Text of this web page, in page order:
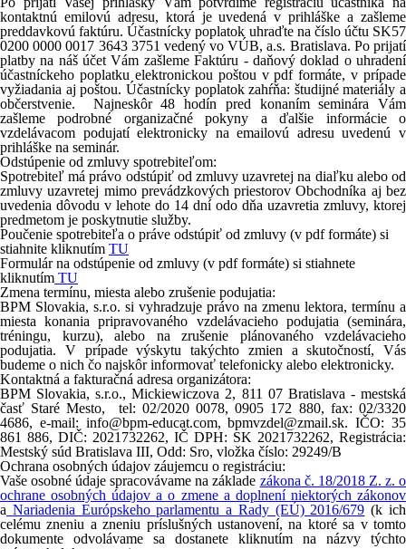
kontaktnú emilovú adresu, ktorá je uvedená v prihláške a zašleme
preddavkovú faktúru. Účastnícky poplatok uhraďte na číslo účtu SK57
0200 0000 0017 3643 3751 vedený vo VÚB, a.s. Bratislava. Po prijatí
platby na náš účet Vám zašleme Faktúru - daňový doklad o uhradení
účastníckeho poplatku elektronickou poštou v pdf formáte, v prípade
vyžiadania aj poštou. Účastnícky poplatok zahŕňa: študijné materiály a
občerstvenie. Najneskôr 48 hodín pred konaním seminára Vám
zašleme podrobné organizačné pokyny a ďalšie informácie o
vzdelávacom podujatí elektronicky na emailovú adresu uvedenú v
prihláške na seminár.
Odstúpenie od zmluvy spotrebiteľom:
Spotrebiteľ má právo odstúpiť od zmluvy uzavretej na diaľku alebo od
zmluvy uzavretej mimo prevádzkových priestorov Obchodníka aj bez
uvedenia dôvodu v lehote do 14 dní odo dňa uzavretia zmluvy, ktorej
predmetom je poskytnutie služby.
Poučenie spotrebiteľa o práve odstúpiť od zmluvy (v pdf formáte) si
stiahnite kliknutím TU
Formulár na odstúpenie od zmluvy (v pdf formáte) si stiahnete
kliknutím TU
Zmena termínu, miesta alebo zrušenie podujatia:
BPM Slovakia, s.r.o. si vyhradzuje právo na zmenu lektora, termínu a
miesta konania pripravovaného vzdelávacieho podujatia (seminára,
tréningu, kurzu), alebo na zrušenie plánovaného vzdelávacieho
podujatia. V prípade výskytu takýchto zmien a skutočností, Vás
budeme o nich čo najskôr informovať telefonicky alebo elektronicky.
Kontaktná a fakturačná adresa organizátora:
BPM Slovakia, s.r.o.,Mickiewiczova 2, 811 07 Bratislava - mestská
časť Staré Mesto, tel: 02/2020 0078, 0905 172 880, fax: 02/3320
4686, e-mail: info@bpm-educat.com, bpmvzdel@zmail.sk. IČO: 35
861 886, DIČ: 2021732262, IČ DPH: SK 2021732262, Registrácia:
Mestský súd Bratislava III, Odd: Sro, vložka číslo: 29249/B
Ochrana osobných údajov záujemcu o registráciu:
Vaše osobné údaje spracovávame na základe zákona č. 18/2018 Z. z. o
ochrane osobných údajov a o zmene a doplnení niektorých zákonov
a Nariadenia Európskeho parlamentu a Rady (EÚ) 2016/679 (k ich
celému zneniu a zneniu príslušných ustanovení, na ktoré sa v tomto
dokumente odvolávame sa dostanete kliknutím na názvy týchto